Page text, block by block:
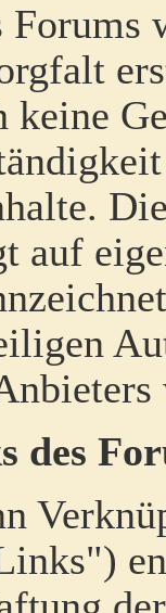
Forums
keine
auf
des